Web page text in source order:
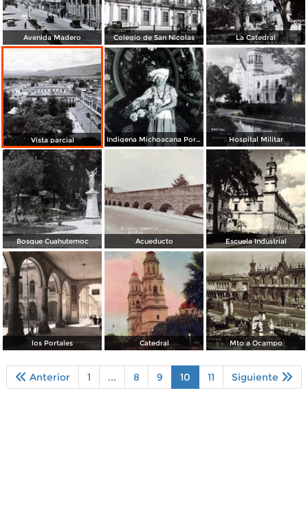
Avenida Madero Colegio de San Nicolas La Catedral
Vista parcial Indigena Michoacana Por HUGO BREHME Hospital Militar
Bosque Cuahutemoc Acueducto Escuela Industrial
los Portales Catedral Mto a Ocampo
Anterior 1 ... 8 9 10 11 Siguiente